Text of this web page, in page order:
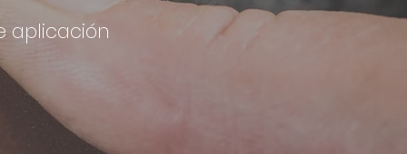
aplicación